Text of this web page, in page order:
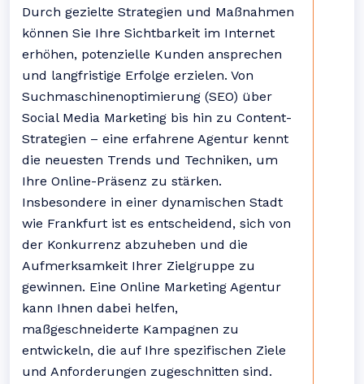
Durch gezielte Strategien und Maßnahmen
können Sie Ihre Sichtbarkeit im Internet
erhöhen, potenzielle Kunden ansprechen
und langfristige Erfolge erzielen. Von
Suchmaschinenoptimierung (SEO) über
Social Media Marketing bis hin zu Content-
Strategien – eine erfahrene Agentur kennt
die neuesten Trends und Techniken, um
Ihre Online-Präsenz zu stärken.
Insbesondere in einer dynamischen Stadt
wie Frankfurt ist es entscheidend, sich von
der Konkurrenz abzuheben und die
Aufmerksamkeit Ihrer Zielgruppe zu
gewinnen. Eine Online Marketing Agentur
kann Ihnen dabei helfen,
maßgeschneiderte Kampagnen zu
entwickeln, die auf Ihre spezifischen Ziele
und Anforderungen zugeschnitten sind.